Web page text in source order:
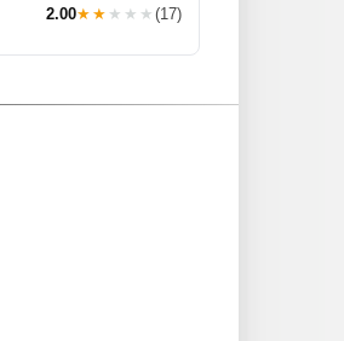
2.00★★★★★ (17)